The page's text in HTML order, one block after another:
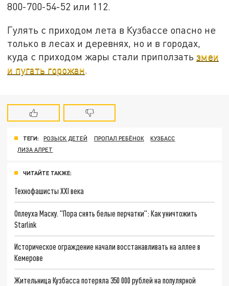
800-700-54-52 или 112.
Гулять с приходом лета в Кузбассе опасно не
только в лесах и деревнях, но и в городах,
куда с приходом жары стали приползатьзмеи
и пугать горожан.
ТЕГИ: РОЗЫСК ДЕТЕЙ ПРОПАЛ РЕБЁНОК
КУЗБАСС
ЛИЗА АЛРЕТ
ЧИТАЙТЕ ТАКЖЕ:
Технофашисты XXI века
Оплеуха Маску. "Пора снять белые перчатки": Как уничтожить
Starlink
Историческое ограждение начали восстанавливать на аллее в
Кемерове
Жительница Кузбасса потеряла 350 000 рублей на популярной